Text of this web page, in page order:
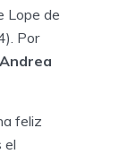
Lope de
Por
Andrea
feliz
el